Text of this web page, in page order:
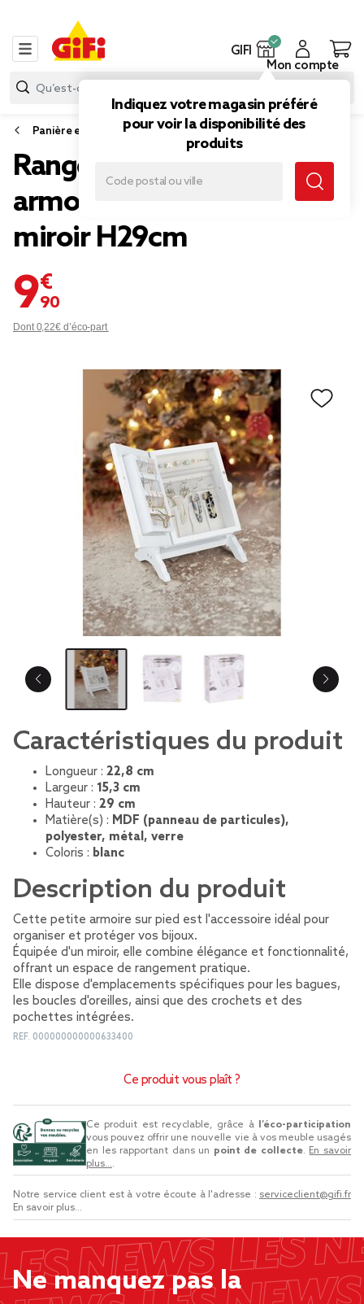
GIFI
Indiquez votre magasin préféré
pour voir la disponibilité des
produits
Mon compte
Panière et boîte déco
Rangement bijoux petite
armoire sur pied avec
miroir H29cm
9,90 €
Dont 0,22€ d’éco-part
Caractéristiques du produit
Longueur : 22,8 cm
Largeur : 15,3 cm
Hauteur : 29 cm
Matière(s) : MDF (panneau de particules),
polyester, métal, verre
Coloris : blanc
Description du produit
Cette petite armoire sur pied est l'accessoire idéal pour
organiser et protéger vos bijoux.
Équipée d'un miroir, elle combine élégance et fonctionnalité,
offrant un espace de rangement pratique.
Elle dispose d'emplacements spécifiques pour les bagues,
les boucles d'oreilles, ainsi que des crochets et des
pochettes intégrées.
REF. 000000000000633400
Ce produit vous plaît ?
Ce produit est recyclable, grâce à
l’éco-participation
vous pouvez offrir une nouvelle vie à vos meuble usagés
en les rapportant dans un point de collecte. En savoir
plus....
Notre service client est à votre écoute à l'adresse : serviceclient@gifi.fr
En savoir plus...
Ne manquez pas la